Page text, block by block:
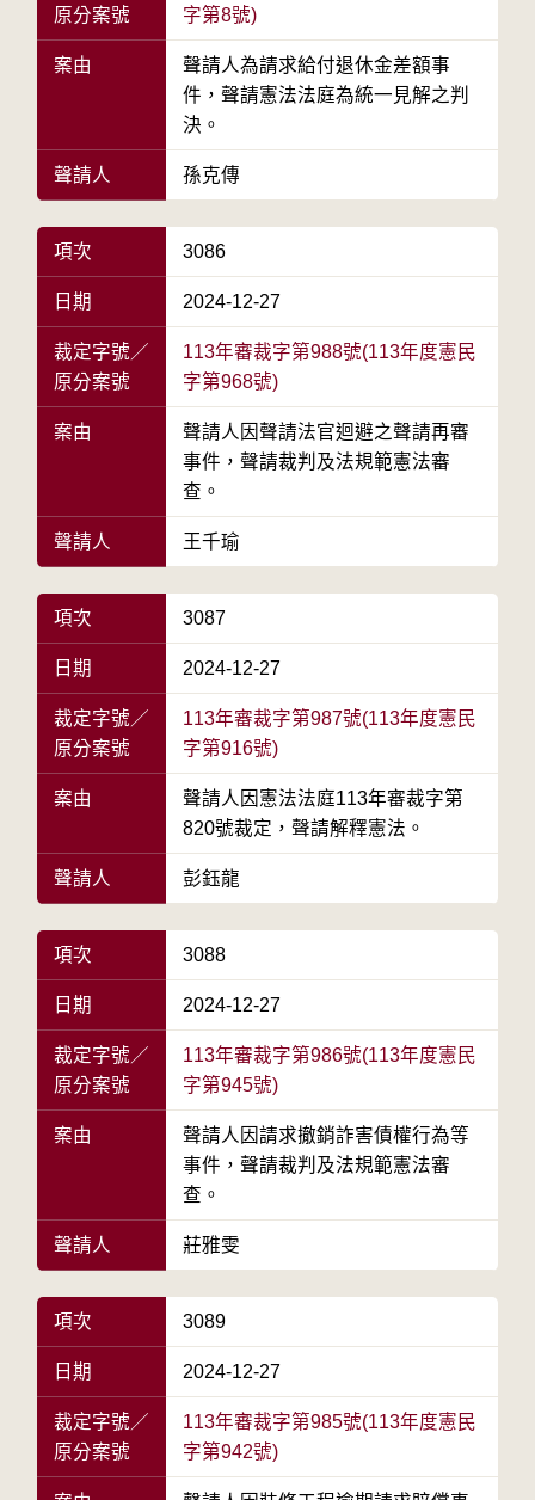
原分案號
字第8號)
案由
聲請人為請求給付退休金差額事
件，聲請憲法法庭為統一見解之判
決。
聲請人 孫克傳
項次 3086
日期 2024-12-27
裁定字號／
原分案號
113年審裁字第988號(113年度憲民
字第968號)
案由
聲請人因聲請法官迴避之聲請再審
事件，聲請裁判及法規範憲法審
查。
聲請人 王千瑜
項次 3087
日期 2024-12-27
裁定字號／
原分案號
113年審裁字第987號(113年度憲民
字第916號)
案由
聲請人因憲法法庭113年審裁字第
820號裁定，聲請解釋憲法。
聲請人 彭鈺龍
項次 3088
日期 2024-12-27
裁定字號／
原分案號
113年審裁字第986號(113年度憲民
字第945號)
案由
聲請人因請求撤銷詐害債權行為等
事件，聲請裁判及法規範憲法審
查。
聲請人 莊雅雯
項次 3089
日期 2024-12-27
裁定字號／
原分案號
113年審裁字第985號(113年度憲民
字第942號)